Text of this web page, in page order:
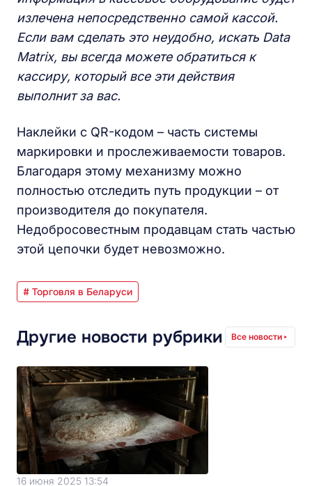
излечена непосредственно самой кассой.
Если вам сделать это неудобно, искать Data
Matrix, вы всегда можете обратиться к
кассиру, который все эти действия
выполнит за вас.
Наклейки c QR-кодом – часть системы
маркировки и прослеживаемости товаров.
Благодаря этому механизму можно
полностью отследить путь продукции – от
производителя до покупателя.
Недобросовестным продавцам стать частью
этой цепочки будет невозможно.
# Торговля в Беларуси
Другие новости рубрики Все новости
16 июня 2025 13:54